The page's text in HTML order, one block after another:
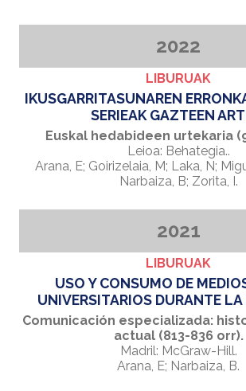
2022
LIBURUAK
IKUSGARRITASUNAREN
SERIEAK GAZTEEN
Euskal hedabideen urtekaria
Leioa: Behategia..
Arana, E; Goirizelaia, M; Laka, N;
Narbaiza, B; Zorita, I.
2021
LIBURUAK
USO Y CONSUMO DE
UNIVERSITARIOS DURANTE LA
Comunicación especializada:
actual (813-836 orr).
Madril: McGraw-Hill.
Arana, E; Narbaiza, B.